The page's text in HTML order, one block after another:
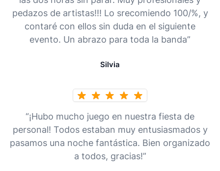
pedazos de artistas!!! Lo srecomiendo 100/%, y
contaré con ellos sin duda en el siguiente
evento. Un abrazo para toda la banda”
Silvia
“¡Hubo mucho juego en nuestra fiesta de
personal! Todos estaban muy entusiasmados y
pasamos una noche fantástica. Bien organizado
a todos, gracias!”